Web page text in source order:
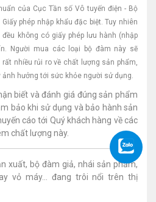
của Cục Tần số Vô tuyến điện - Bộ
phép nhập khẩu đặc biệt. Tuy nhiên
không có giấy phép lưu hành (nhập
Người mua các loại bộ đàm này sẽ
nhiều rủi ro về chất lượng sản phẩm,
hưởng tới sức khỏe người sử dụng.
biết và đánh giá đúng sản phẩm
bảo khi sử dụng và bảo hành sản
cáo tới Quý khách hàng về các
chất lượng này.
xuất, bộ đàm giả, nhái sản phẩm,
vỏ máy… đang trôi nổi trên thị